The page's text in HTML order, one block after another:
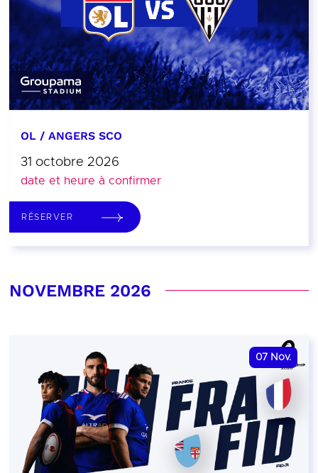
OL / ANGERS SCO
31 octobre 2026
date et heure à confirmer
RÉSERVER
NOVEMBRE 2026
07 Nov.